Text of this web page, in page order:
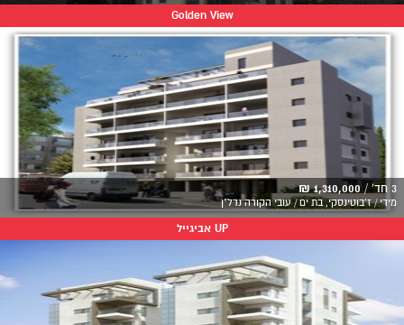
Golden View
3 חד' / 1,310,000 ₪
מידי / ז'בוטינסקי, בת ים / עובי הקורה נדל"ן
UP אביגייל